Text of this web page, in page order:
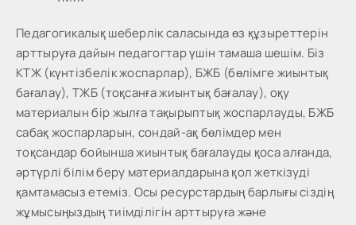
Педагогикалық шеберлік саласында өз құзыреттерін
арттыруға дайын педагогтар үшін тамаша шешім. Біз
КТЖ (күнтізбелік жоспарлар), БЖБ (бөлімге жиынтық
бағалау), ТЖБ (тоқсанға жиынтық бағалау), оқу
материалын бір жылға тақырыптық жоспарлауды, БЖБ
сабақ жоспарларын, сондай-ақ бөлімдер мен
тоқсандар бойынша жиынтық бағалауды қоса алғанда,
әртүрлі білім беру материалдарына қол жеткізуді
қамтамасыз етеміз. Осы ресурстардың барлығы сіздің
жұмысыңыздың тиімділігін арттыруға және